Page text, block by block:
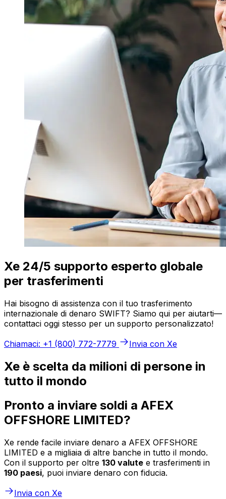
Xe 24/5 supporto esperto globale
per trasferimenti
Hai bisogno di assistenza con il tuo trasferimento
internazionale di denaro SWIFT? Siamo qui per aiutarti—
contattaci oggi stesso per un supporto personalizzato!
Chiamaci: +1 (800) 772-7779
Invia con Xe
Xe è scelta da milioni di persone in
tutto il mondo
Pronto a inviare soldi a AFEX
OFFSHORE LIMITED?
Xe rende facile inviare denaro a AFEX OFFSHORE
LIMITED e a migliaia di altre banche in tutto il mondo.
Con il supporto per oltre 130 valute e trasferimenti in
190 paesi, puoi inviare denaro con fiducia.
Invia con Xe